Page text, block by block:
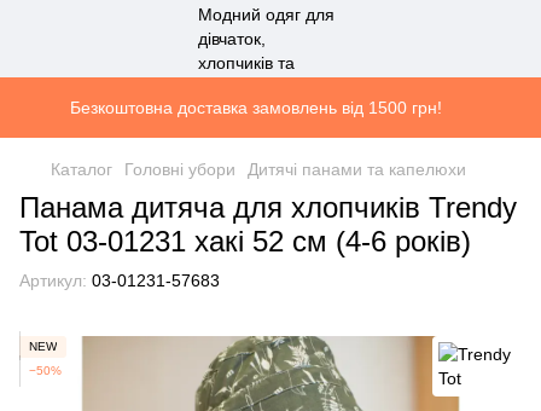
Безкоштовна доставка замовлень від 1500 грн!
Каталог Головні убори Дитячі панами та капелюхи
Панама дитяча для хлопчиків Trendy
Tot 03-01231 хакі 52 см (4-6 років)
Артикул: 03-01231-57683
NEW
−50%